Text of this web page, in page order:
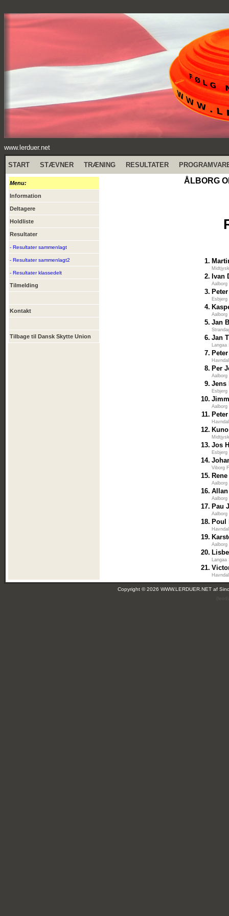
www.lerduer.net
START STÆVNER TRÆNING RESULTATER
Menu:
Information
Deltagere
Holdliste
Resultater
- Resultater sammenlagt
- Resultater sammenlagt2
- Resultater klassedelt
Tilmelding
Kontakt
Tilbage til Dansk Skytte Union
ÅLBORG
1.
2. Ivan
3.
4.
5. Jan
6. Jan
Langaa
7.
8. Per
9. Jens
10.
11.
12.
13. Jos
14.
Viborg
15.
16.
17. Pau
18. Poul
19.
20.
Langaa
21.
Copyright © 2026 WWW.LERDUER.NET af